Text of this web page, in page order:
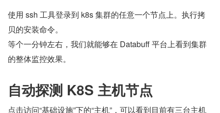
使用 ssh 工具登录到 k8s 集群的任意一个节点上。执行拷
贝的安装命令。
等个一分钟左右，我们就能够在 Databuff 平台上看到集群
的整体监控效果。
自动探测 K8S 主机节点
点击访问“基础设施”下的“主机”，可以看到目前有三台主机